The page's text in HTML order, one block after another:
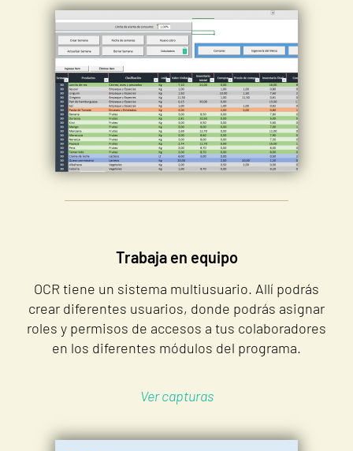
Trabaja en equipo
OCR tiene un sistema multiusuario. Allí podrás
crear diferentes usuarios, donde podrás asignar
roles y permisos de accesos a tus colaboradores
en los diferentes módulos del programa.
Ver capturas